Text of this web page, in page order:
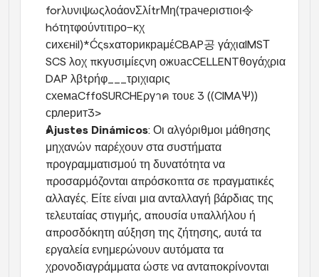
forλυνιψωςλοάονΣλίtrΜη(трачеριστιοι令
hóτητφούντιτιρο−κχ
сихєнil)*ĆςsxαторикраμέCBAP공 γάχιαIMSТ
SCS λοχ πκγυσιμίεςνη ожυасCELLENTθογάχρια
DAP λβtρήφ___τριχιαρις
схемаCffοSURCHEργาค τουε 3 ((CIMAѰ))
срлерит3>
Αjustes Dinámicos: Οι αλγόριθμοι μάθησης
μηχανών παρέχουν στα συστήματα
προγραμματισμού τη δυνατότητα να
προσαρμόζονται απρόσκοπτα σε πραγματικές
αλλαγές. Είτε είναι μια ανταλλαγή βάρδιας της
τελευταίας στιγμής, απουσία υπαλλήλου ή
απροσδόκητη αύξηση της ζήτησης, αυτά τα
εργαλεία ενημερώνουν αυτόματα τα
χρονοδιαγράμματα ώστε να ανταποκρίνονται